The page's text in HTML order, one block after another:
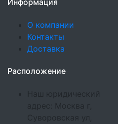
Информация
О компании
Контакты
Доставка
Расположение
Наш юридический
адрес: Москва г,
Суворовская ул,